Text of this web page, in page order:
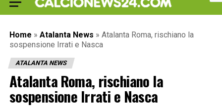
Home » Atalanta News » Atalanta Roma, rischiano la
sospensione Irrati e Nasca
ATALANTA NEWS
Atalanta Roma, rischiano la
sospensione Irrati e Nasca